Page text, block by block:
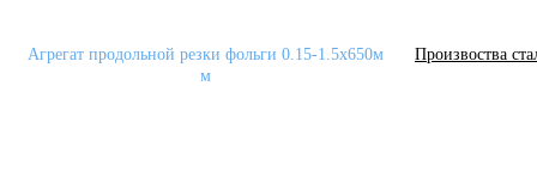
Агрегат продольной резки фольги 0.15-1.5x650м
м
Произвоства